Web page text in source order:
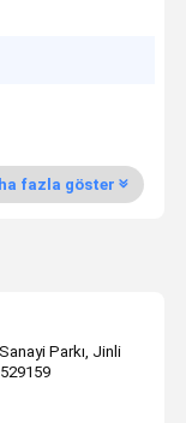
fazla göster
Parkı, Jinli